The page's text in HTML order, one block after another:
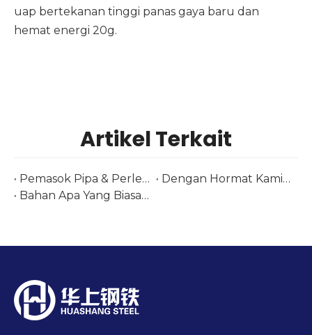
uap bertekanan tinggi panas gaya baru dan
hemat energi 20g.
Artikel Terkait
Pemasok Pipa & Perlengkapan Stainless Steel di Tube Düsseldorf 2026 | Baja Huashang
Dengan Hormat Kami Menyambut Anda di Pameran Brasil Kami-Tubotech & Wire Brasil 2025 Tanggal: 29 – 31 Oktober 2025
Bahan Apa Yang Biasa Digunakan untuk Membuat Komponen Penukar Panas